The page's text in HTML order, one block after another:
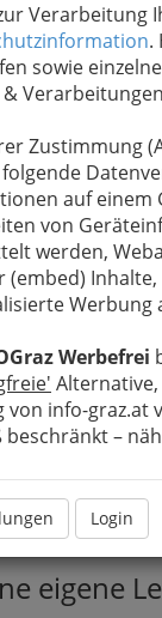
Verarbeitung
.
sowie
&
Zustimmung
auf einem
von
werden,
(embed)
Werbung
Werbefrei
von info-graz.at
beschränkt –
Login
ist besser,
von diesem
nicht nur
(visuell),
anderen
– z.B.
ist auch der
aktivieren.
abrufen.
wird
somit ein
motorische
eigene